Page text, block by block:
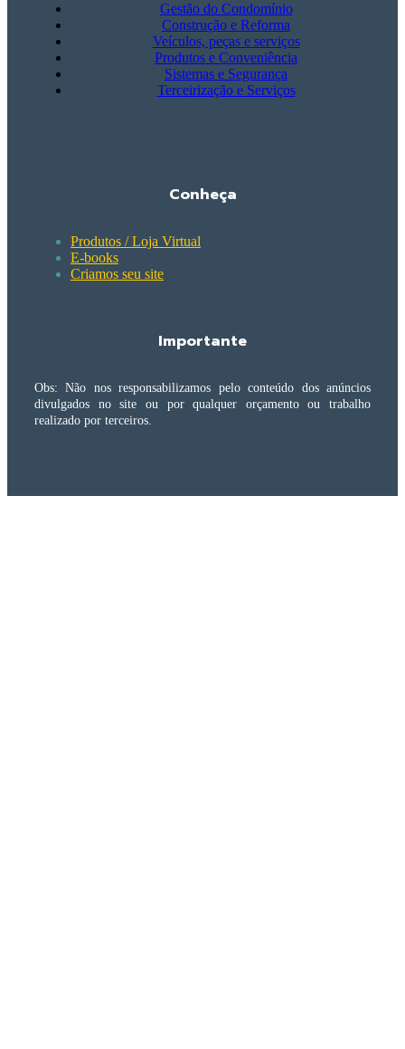
Gestão do Condomínio
Construção e Reforma
Veículos, peças e serviços
Produtos e Conveniência
Sistemas e Segurança
Terceirização e Serviços
Conheça
Produtos / Loja Virtual
E-books
Criamos seu site
Importante
Obs: Não nos responsabilizamos pelo conteúdo dos anúncios
divulgados no site ou por qualquer orçamento ou trabalho
realizado por terceiros.